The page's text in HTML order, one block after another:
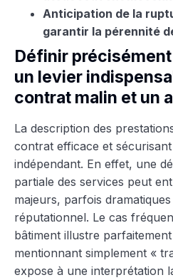
Anticipation de la
garantir la pérennité
Définir
un levier
contrat malin et un
La description des
contrat efficace et sécurisant
indépendant. En effet, une
partiale des services peut
majeurs, parfois
réputationnel. Le cas
bâtiment illustre
mentionnant simplement «
expose à une interprétation